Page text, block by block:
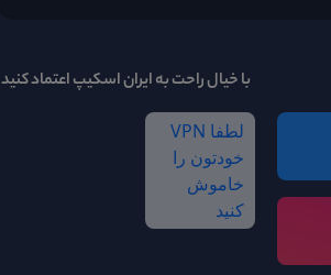
با خیال راحت به ایران اسکیپ اعتماد کنید
لطفا VPN
خودتون را
خاموش
کنید